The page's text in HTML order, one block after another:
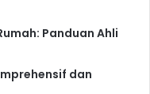
Panduan Ahli
dan